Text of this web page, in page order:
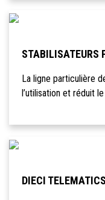
STABILISATEURS
La ligne particulière
l’utilisation et réduit
DIECI